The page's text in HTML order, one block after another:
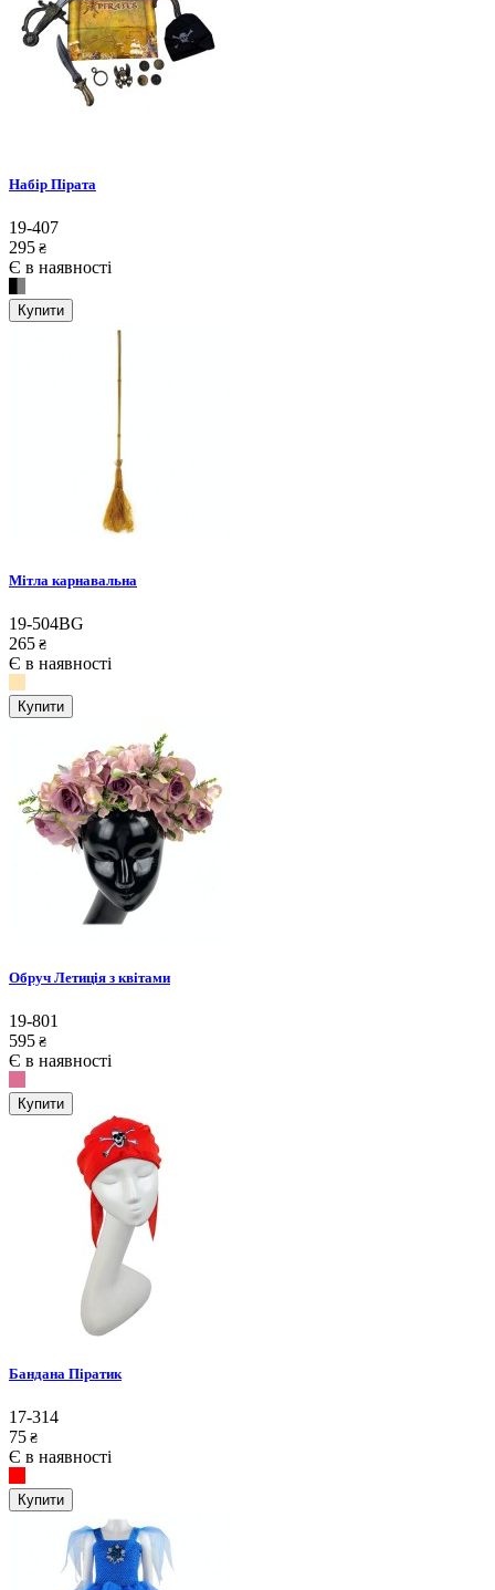
Набір Пірата
19-407
295 ₴
Є в наявності
Купити
Мітла карнавальна
19-504BG
265 ₴
Є в наявності
Купити
Обруч Летиція з квітами
19-801
595 ₴
Є в наявності
Купити
Бандана Піратик
17-314
75 ₴
Є в наявності
Купити